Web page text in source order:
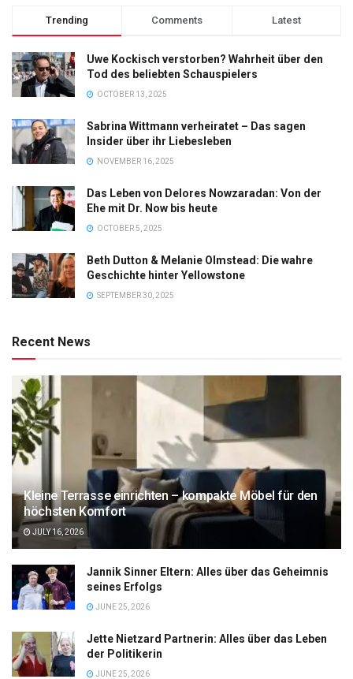
Trending Comments Latest
Uwe Kockisch verstorben? Wahrheit über den
Tod des beliebten Schauspielers
OCTOBER 13, 2025
Sabrina Wittmann verheiratet – Das sagen
Insider über ihr Liebesleben
NOVEMBER 16, 2025
Das Leben von Delores Nowzaradan: Von der
Ehe mit Dr. Now bis heute
OCTOBER 5, 2025
Beth Dutton & Melanie Olmstead: Die wahre
Geschichte hinter Yellowstone
SEPTEMBER 30, 2025
Recent News
Kleine Terrasse einrichten – kompakte Möbel für den
höchsten Komfort
JULY 16, 2026
Jannik Sinner Eltern: Alles über das Geheimnis
seines Erfolgs
JUNE 25, 2026
Jette Nietzard Partnerin: Alles über das Leben
der Politikerin
JUNE 25, 2026